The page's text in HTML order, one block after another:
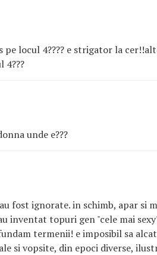
pe locul 4???? e strigator la
4???
unde e???
fost ignorate. in schimb, apar si
inventat topuri gen "cele mai
termenii! e imposibil sa
si vopsite, din epoci diverse,